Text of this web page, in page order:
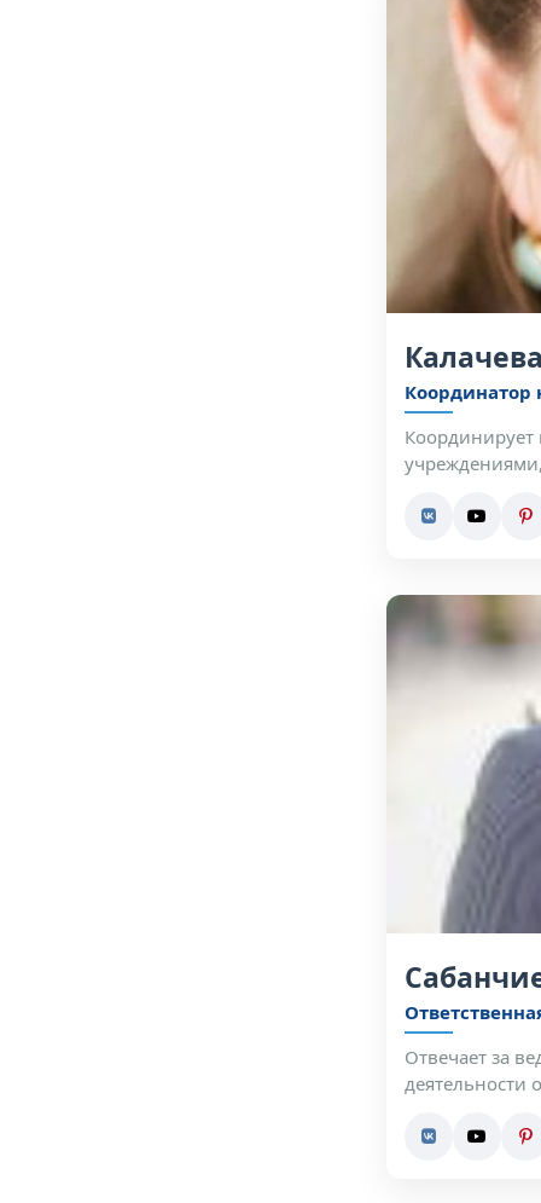
Координатор
Координирует
Отвечает за
деятельности